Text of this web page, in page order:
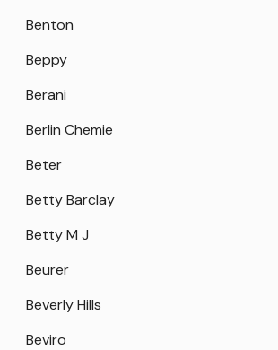
Benton
Beppy
Berani
Berlin Chemie
Beter
Betty Barclay
Betty M J
Beurer
Beverly Hills
Beviro